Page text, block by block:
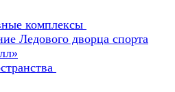
комплексы
Ледового дворца спорта